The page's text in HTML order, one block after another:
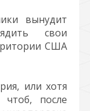
вынудит
свои
США
или хотя
после